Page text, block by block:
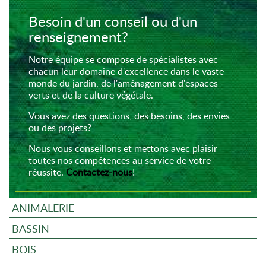
Besoin d'un conseil ou d'un
renseignement?
Notre équipe se compose de spécialistes avec
chacun leur domaine d'excellence dans le vaste
monde du jardin, de l'aménagement d'espaces
verts et de la culture végétale.
Vous avez des questions, des besoins, des envies
ou des projets?
Nous vous conseillons et mettons avec plaisir
toutes nos compétences au service de votre
réussite.Contactez-nous!
ANIMALERIE
BASSIN
BOIS